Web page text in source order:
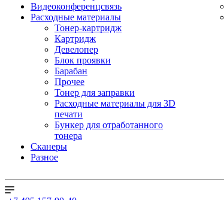
Видеоконференцсвязь
Расходные материалы
Тонер-картридж
Картридж
Девелопер
Блок проявки
Барабан
Прочее
Тонер для заправки
Расходные материалы для 3D
печати
Бункер для отработанного
тонера
Сканеры
Разное